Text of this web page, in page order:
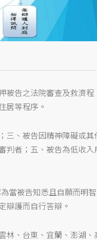
被告之法院審查及救濟程
居等程序。
三、被告因精神障礙或其
判者；五、被告為低收入
當被告知悉且自願而明智
辯護而自行答辯。
林、台東、宜蘭、澎湖、